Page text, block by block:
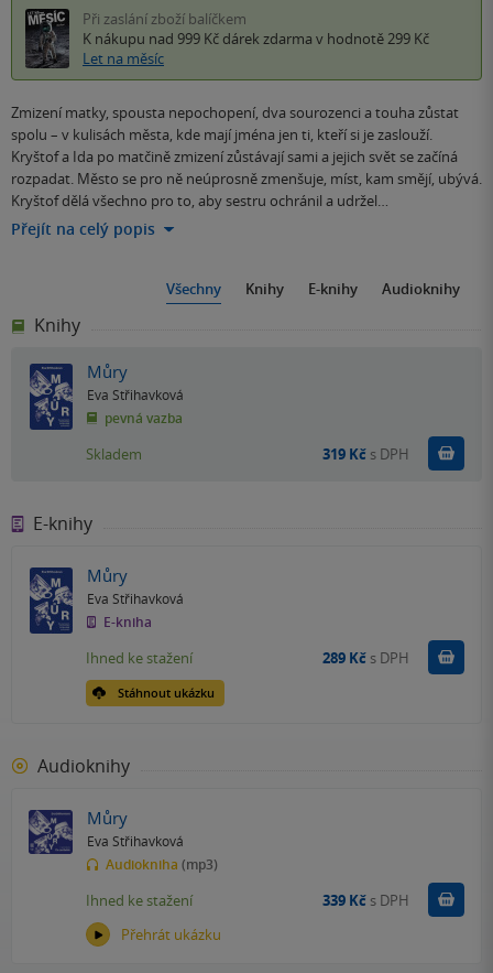
Při zaslání zboží balíčkem
K nákupu nad 999 Kč dárek zdarma v hodnotě 299 Kč
Let na měsíc
Zmizení matky, spousta nepochopení, dva sourozenci a touha zůstat
spolu – v kulisách města, kde mají jména jen ti, kteří si je zaslouží.
Kryštof a Ida po matčině zmizení zůstávají sami a jejich svět se začíná
rozpadat. Město se pro ně neúprosně zmenšuje, míst, kam smějí, ubývá.
Kryštof dělá všechno pro to, aby sestru ochránil a udržel…
Přejít na celý popis
Všechny Knihy E-knihy Audioknihy
Knihy
Můry
Eva Střihavková
pevná vazba
Skladem 319 Kč s DPH
E-knihy
Můry
Eva Střihavková
E-kniha
Stáhnout ukázku
Ihned ke stažení 289 Kč s DPH Koupit
Audioknihy
Můry
Eva Střihavková
Audiokniha (mp3)
Přehrát ukázku
Ihned ke stažení 339 Kč s DPH Koupit